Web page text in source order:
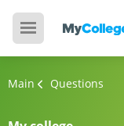
Main Questions